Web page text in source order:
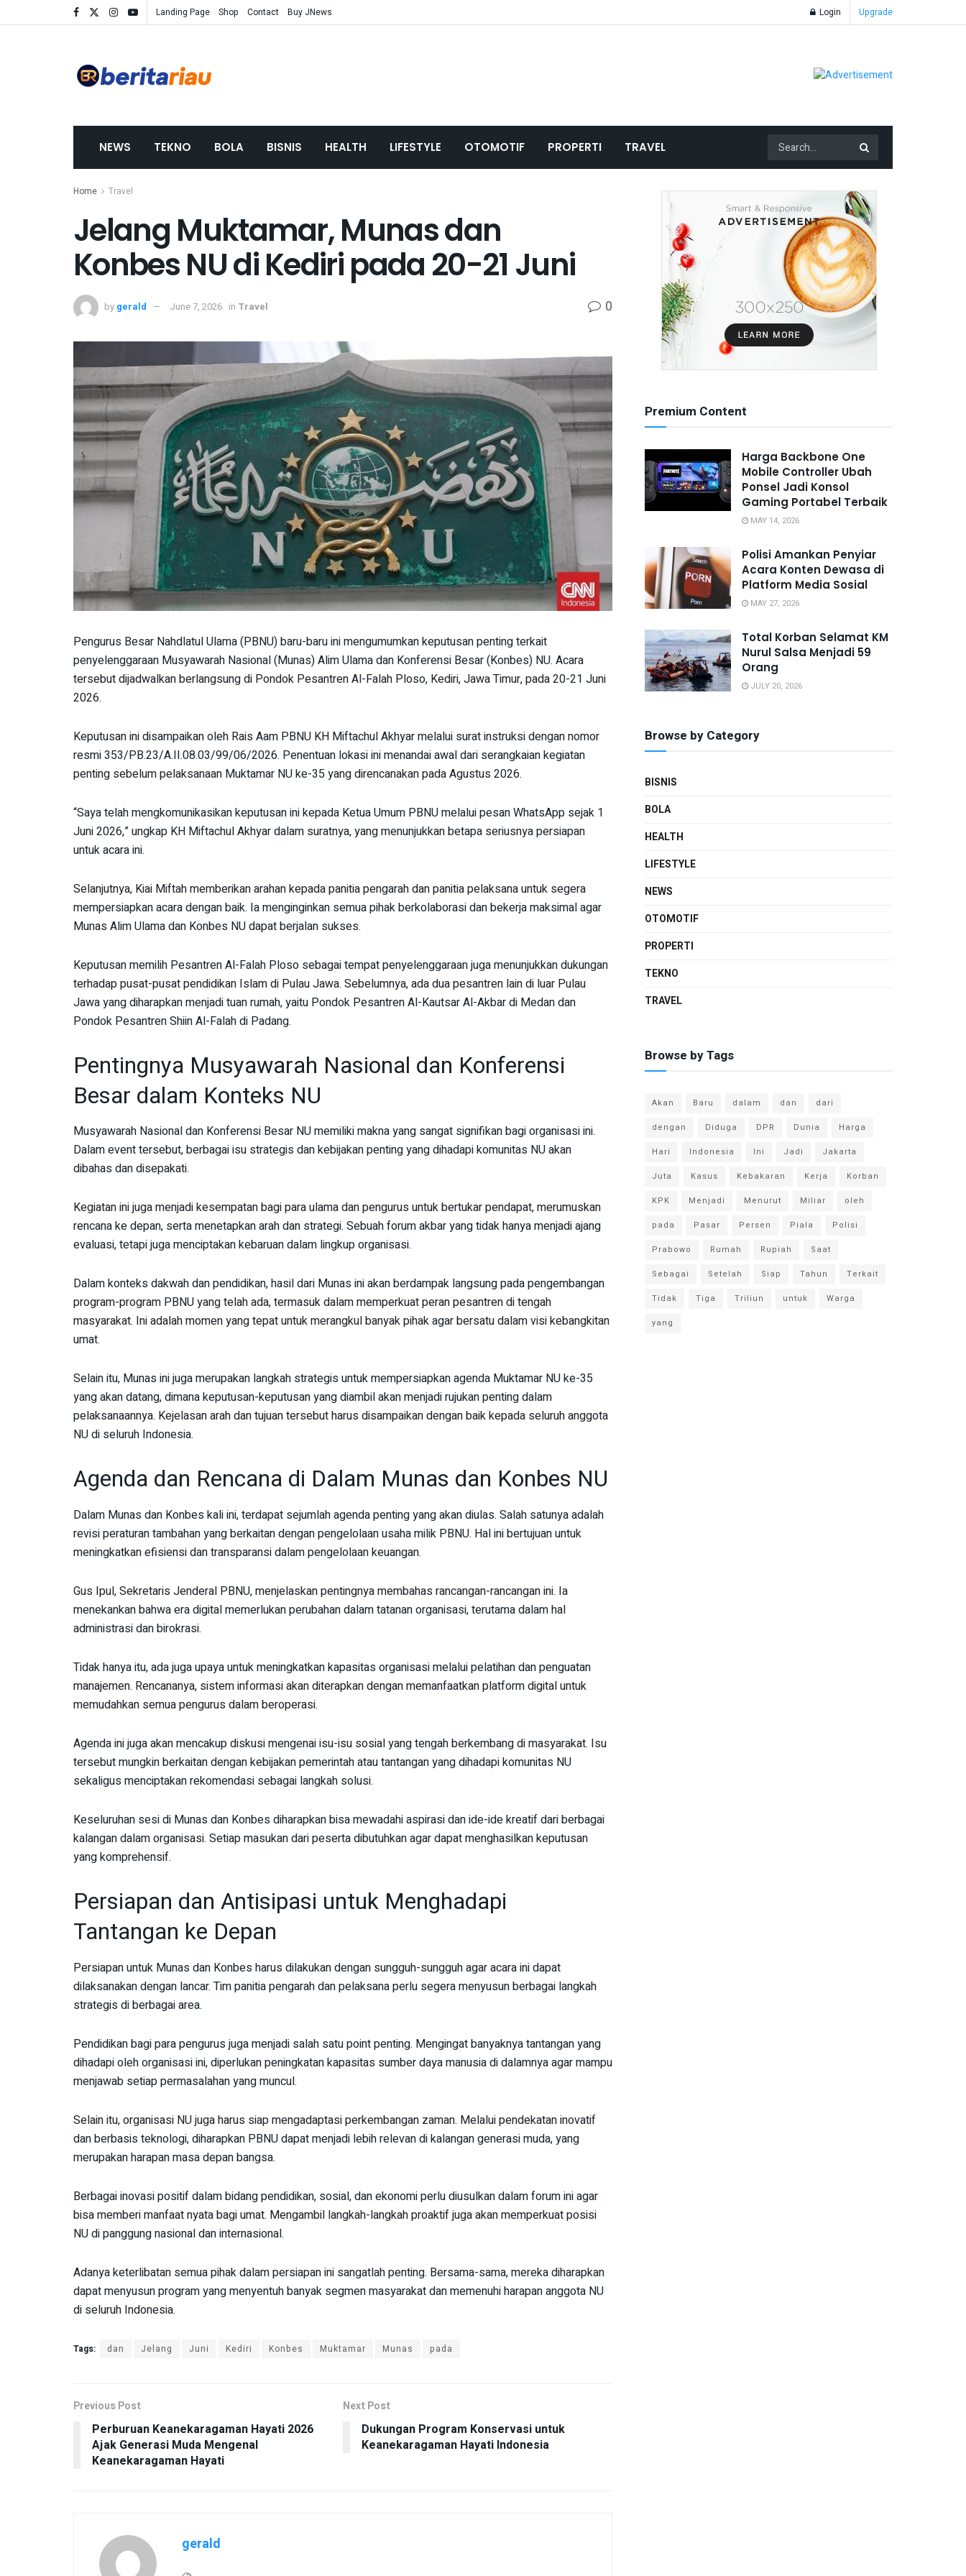
Landing Page Shop Contact Buy JNews Login Upgrade
NEWS TEKNO BOLA BISNIS HEALTH LIFESTYLE OTOMOTIF PROPERTI TRAVEL
Home Travel
Jelang Muktamar, Munas dan
Konbes NU di Kediri pada 20-21 Juni
by gerald June 7, 2026 in Travel 0
Pengurus Besar Nahdlatul Ulama (PBNU) baru-baru ini mengumumkan keputusan penting terkait
penyelenggaraan Musyawarah Nasional (Munas) Alim Ulama dan Konferensi Besar (Konbes) NU. Acara
tersebut dijadwalkan berlangsung di Pondok Pesantren Al-Falah Ploso, Kediri, Jawa Timur, pada 20-21 Juni
2026.
Keputusan ini disampaikan oleh Rais Aam PBNU KH Miftachul Akhyar melalui surat instruksi dengan nomor
resmi 353/PB.23/A.II.08.03/99/06/2026. Penentuan lokasi ini menandai awal dari serangkaian kegiatan
penting sebelum pelaksanaan Muktamar NU ke-35 yang direncanakan pada Agustus 2026.
“Saya telah mengkomunikasikan keputusan ini kepada Ketua Umum PBNU melalui pesan WhatsApp sejak 1
Juni 2026,” ungkap KH Miftachul Akhyar dalam suratnya, yang menunjukkan betapa seriusnya persiapan
untuk acara ini.
Selanjutnya, Kiai Miftah memberikan arahan kepada panitia pengarah dan panitia pelaksana untuk segera
mempersiapkan acara dengan baik. Ia menginginkan semua pihak berkolaborasi dan bekerja maksimal agar
Munas Alim Ulama dan Konbes NU dapat berjalan sukses.
Keputusan memilih Pesantren Al-Falah Ploso sebagai tempat penyelenggaraan juga menunjukkan dukungan
terhadap pusat-pusat pendidikan Islam di Pulau Jawa. Sebelumnya, ada dua pesantren lain di luar Pulau
Jawa yang diharapkan menjadi tuan rumah, yaitu Pondok Pesantren Al-Kautsar Al-Akbar di Medan dan
Pondok Pesantren Shiin Al-Falah di Padang.
Pentingnya Musyawarah Nasional dan Konferensi
Besar dalam Konteks NU
Musyawarah Nasional dan Konferensi Besar NU memiliki makna yang sangat signifikan bagi organisasi ini.
Dalam event tersebut, berbagai isu strategis dan kebijakan penting yang dihadapi komunitas NU akan
dibahas dan disepakati.
Kegiatan ini juga menjadi kesempatan bagi para ulama dan pengurus untuk bertukar pendapat, merumuskan
rencana ke depan, serta menetapkan arah dan strategi. Sebuah forum akbar yang tidak hanya menjadi ajang
evaluasi, tetapi juga menciptakan kebaruan dalam lingkup organisasi.
Dalam konteks dakwah dan pendidikan, hasil dari Munas ini akan berdampak langsung pada pengembangan
program-program PBNU yang telah ada, termasuk dalam memperkuat peran pesantren di tengah
masyarakat. Ini adalah momen yang tepat untuk merangkul banyak pihak agar bersatu dalam visi kebangkitan
umat.
Selain itu, Munas ini juga merupakan langkah strategis untuk mempersiapkan agenda Muktamar NU ke-35
yang akan datang, dimana keputusan-keputusan yang diambil akan menjadi rujukan penting dalam
pelaksanaannya. Kejelasan arah dan tujuan tersebut harus disampaikan dengan baik kepada seluruh anggota
NU di seluruh Indonesia.
Agenda dan Rencana di Dalam Munas dan Konbes NU
Dalam Munas dan Konbes kali ini, terdapat sejumlah agenda penting yang akan diulas. Salah satunya adalah
revisi peraturan tambahan yang berkaitan dengan pengelolaan usaha milik PBNU. Hal ini bertujuan untuk
meningkatkan efisiensi dan transparansi dalam pengelolaan keuangan.
Gus Ipul, Sekretaris Jenderal PBNU, menjelaskan pentingnya membahas rancangan-rancangan ini. Ia
menekankan bahwa era digital memerlukan perubahan dalam tatanan organisasi, terutama dalam hal
administrasi dan birokrasi.
Tidak hanya itu, ada juga upaya untuk meningkatkan kapasitas organisasi melalui pelatihan dan penguatan
manajemen. Rencananya, sistem informasi akan diterapkan dengan memanfaatkan platform digital untuk
memudahkan semua pengurus dalam beroperasi.
Agenda ini juga akan mencakup diskusi mengenai isu-isu sosial yang tengah berkembang di masyarakat. Isu
tersebut mungkin berkaitan dengan kebijakan pemerintah atau tantangan yang dihadapi komunitas NU
sekaligus menciptakan rekomendasi sebagai langkah solusi.
Keseluruhan sesi di Munas dan Konbes diharapkan bisa mewadahi aspirasi dan ide-ide kreatif dari berbagai
kalangan dalam organisasi. Setiap masukan dari peserta dibutuhkan agar dapat menghasilkan keputusan
yang komprehensif.
Persiapan dan Antisipasi untuk Menghadapi
Tantangan ke Depan
Persiapan untuk Munas dan Konbes harus dilakukan dengan sungguh-sungguh agar acara ini dapat
dilaksanakan dengan lancar. Tim panitia pengarah dan pelaksana perlu segera menyusun berbagai langkah
strategis di berbagai area.
Pendidikan bagi para pengurus juga menjadi salah satu point penting. Mengingat banyaknya tantangan yang
dihadapi oleh organisasi ini, diperlukan peningkatan kapasitas sumber daya manusia di dalamnya agar mampu
menjawab setiap permasalahan yang muncul.
Selain itu, organisasi NU juga harus siap mengadaptasi perkembangan zaman. Melalui pendekatan inovatif
dan berbasis teknologi, diharapkan PBNU dapat menjadi lebih relevan di kalangan generasi muda, yang
merupakan harapan masa depan bangsa.
Berbagai inovasi positif dalam bidang pendidikan, sosial, dan ekonomi perlu diusulkan dalam forum ini agar
bisa memberi manfaat nyata bagi umat. Mengambil langkah-langkah proaktif juga akan memperkuat posisi
NU di panggung nasional dan internasional.
Adanya keterlibatan semua pihak dalam persiapan ini sangatlah penting. Bersama-sama, mereka diharapkan
dapat menyusun program yang menyentuh banyak segmen masyarakat dan memenuhi harapan anggota NU
di seluruh Indonesia.
Tags: dan Jelang Juni Kediri Konbes Muktamar Munas pada
Previous Post
Perburuan Keanekaragaman Hayati 2026
Ajak Generasi Muda Mengenal
Keanekaragaman Hayati
Next Post
Dukungan Program Konservasi untuk
Keanekaragaman Hayati Indonesia
gerald
Premium Content
Harga Backbone One
Mobile Controller Ubah
Ponsel Jadi Konsol
Gaming Portabel Terbaik
MAY 14, 2026
Polisi Amankan Penyiar
Acara Konten Dewasa di
Platform Media Sosial
MAY 27, 2026
Total Korban Selamat KM
Nurul Salsa Menjadi 59
Orang
JULY 20, 2026
Browse by Category
BISNIS
BOLA
HEALTH
LIFESTYLE
NEWS
OTOMOTIF
PROPERTI
TEKNO
TRAVEL
Browse by Tags
Akan Baru dalam dan
dari
dengan
Diduga DPR Dunia
Harga
Hari
Indonesia Ini Jadi
Jakarta
Juta
Kasus Kebakaran Kerja
Korban
KPK
Menjadi Menurut Miliar
oleh
pada
Pasar Persen Piala
Polisi
Prabowo
Rumah Rupiah
Saat
Sebagai
Setelah Siap Tahun
Terkait
Tidak
Tiga Triliun untuk
Warga
yang